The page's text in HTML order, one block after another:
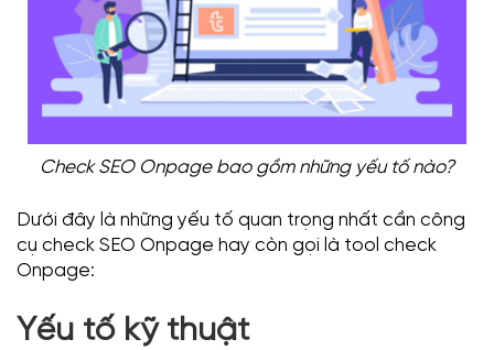
Check SEO Onpage bao gồm những yếu tố nào?
Dưới đây là những yếu tố quan trọng nhất cần công
cụ check SEO Onpage hay còn gọi là tool check
Onpage:
Yếu tố kỹ thuật